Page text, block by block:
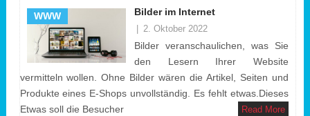
WWW Bilder im Internet
| 2. Oktober 2022
Bilder veranschaulichen, was Sie
den Lesern Ihrer Website
vermitteln wollen. Ohne Bilder wären die Artikel, Seiten und
Produkte eines E-Shops unvollständig. Es fehlt etwas.Dieses
Etwas soll die Besucher
Read More